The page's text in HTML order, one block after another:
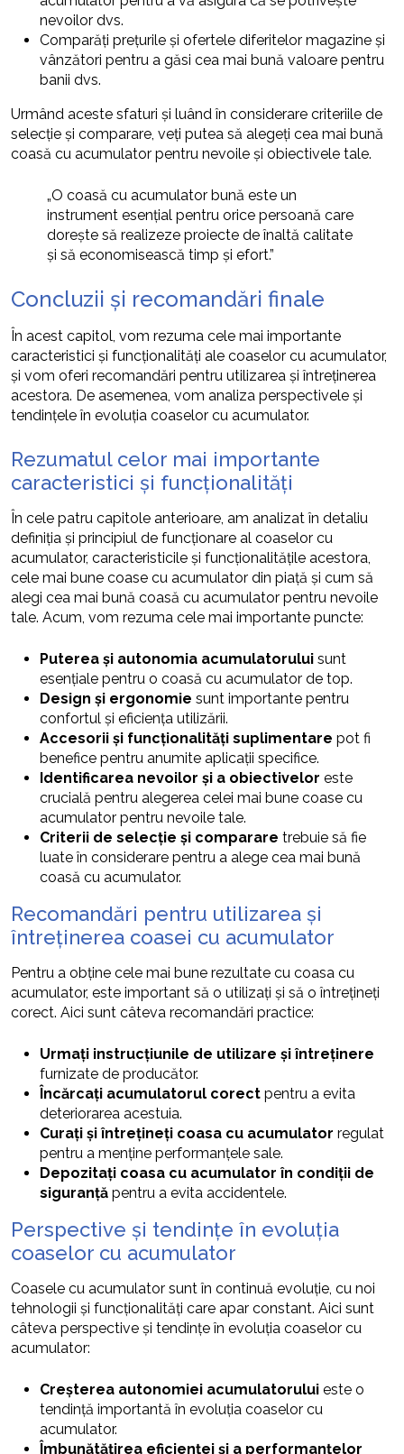
nevoilor dvs.
Comparăți prețurile și ofertele diferitelor magazine și
vânzători pentru a găsi cea mai bună valoare pentru
banii dvs.
Urmând aceste sfaturi și luând în considerare criteriile de
selecție și comparare, veți putea să alegeți cea mai bună
coasă cu acumulator pentru nevoile și obiectivele tale.
„O coasă cu acumulator bună este un
instrument esențial pentru orice persoană care
dorește să realizeze proiecte de înaltă calitate
și să economisească timp și efort.”
Concluzii și recomandări finale
În acest capitol, vom rezuma cele mai importante
caracteristici și funcționalități ale coaselor cu acumulator,
și vom oferi recomandări pentru utilizarea și întreținerea
acestora. De asemenea, vom analiza perspectivele și
tendințele în evoluția coaselor cu acumulator.
Rezumatul celor mai importante
caracteristici și funcționalități
În cele patru capitole anterioare, am analizat în detaliu
definiția și principiul de funcționare al coaselor cu
acumulator, caracteristicile și funcționalitățile acestora,
cele mai bune coase cu acumulator din piață și cum să
alegi cea mai bună coasă cu acumulator pentru nevoile
tale. Acum, vom rezuma cele mai importante puncte:
Puterea și autonomia acumulatorului sunt
esențiale pentru o coasă cu acumulator de top.
Design și ergonomie sunt importante pentru
confortul și eficiența utilizării.
Accesorii și funcționalități suplimentare pot fi
benefice pentru anumite aplicații specifice.
Identificarea nevoilor și a obiectivelor este
crucială pentru alegerea celei mai bune coase cu
acumulator pentru nevoile tale.
Criterii de selecție și comparare trebuie să fie
luate în considerare pentru a alege cea mai bună
coasă cu acumulator.
Recomandări pentru utilizarea și
întreținerea coasei cu acumulator
Pentru a obține cele mai bune rezultate cu coasa cu
acumulator, este important să o utilizați și să o întrețineți
corect. Aici sunt câteva recomandări practice:
Urmați instrucțiunile de utilizare și întreținere
furnizate de producător.
Încărcați acumulatorul corect pentru a evita
deteriorarea acestuia.
Curați și întrețineți coasa cu acumulator regulat
pentru a menține performanțele sale.
Depozitați coasa cu acumulator în condiții de
siguranță pentru a evita accidentele.
Perspective și tendințe în evoluția
coaselor cu acumulator
Coasele cu acumulator sunt în continuă evoluție, cu noi
tehnologii și funcționalități care apar constant. Aici sunt
câteva perspective și tendințe în evoluția coaselor cu
acumulator:
Creșterea autonomiei acumulatorului este o
tendință importantă în evoluția coaselor cu
acumulator.
Îmbunătățirea eficienței și a performanțelor